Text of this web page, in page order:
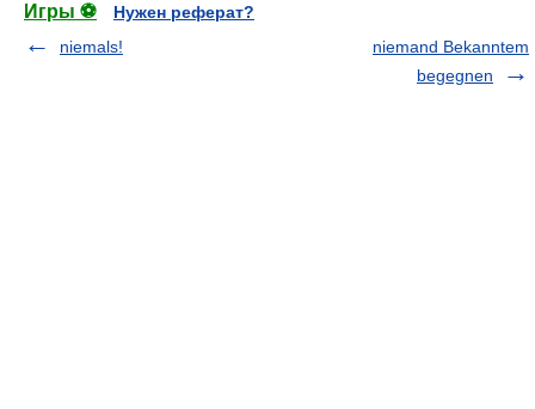
Игры ⚽
Нужен реферат?
niemals!
niemand Bekanntem
begegnen